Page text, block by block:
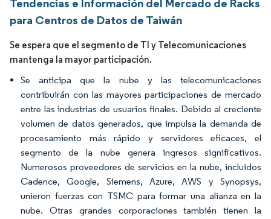
Tendencias e Información del Mercado de Racks
para Centros de Datos de Taiwán
Se espera que el segmento de TI y Telecomunicaciones
mantenga la mayor participación.
Se anticipa que la nube y las telecomunicaciones
contribuirán con las mayores participaciones de mercado
entre las industrias de usuarios finales. Debido al creciente
volumen de datos generados, que impulsa la demanda de
procesamiento más rápido y servidores eficaces, el
segmento de la nube genera ingresos significativos.
Numerosos proveedores de servicios en la nube, incluidos
Cadence, Google, Siemens, Azure, AWS y Synopsys,
unieron fuerzas con TSMC para formar una alianza en la
nube. Otras grandes corporaciones también tienen la